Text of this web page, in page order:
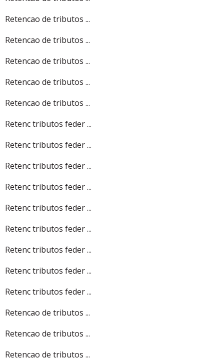
Retencao de tributos ...
Retencao de tributos ...
Retencao de tributos ...
Retencao de tributos ...
Retencao de tributos ...
Retenc tributos feder ...
Retenc tributos feder ...
Retenc tributos feder ...
Retenc tributos feder ...
Retenc tributos feder ...
Retenc tributos feder ...
Retenc tributos feder ...
Retenc tributos feder ...
Retenc tributos feder ...
Retencao de tributos ...
Retencao de tributos ...
Retencao de tributos ...